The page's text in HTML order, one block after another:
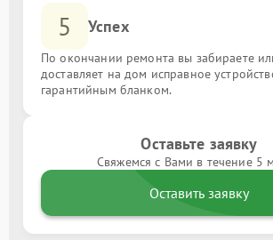
5 Успех
По окончании ремонта вы забираете
доставляет на дом исправное
гарантийным бланком.
Оставьте заявку
Свяжемся с Вами в течение 5
Оставить заявку